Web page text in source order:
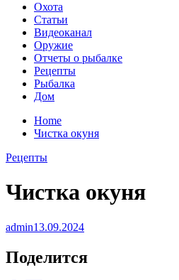
Охота
Статьи
Видеоканал
Оружие
Отчеты о рыбалке
Рецепты
Рыбалка
Дом
Home
Чистка окуня
Рецепты
Чистка окуня
admin13.09.2024
Поделится